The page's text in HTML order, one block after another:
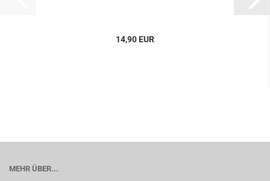
14,90 EUR
MEHR ÜBER...